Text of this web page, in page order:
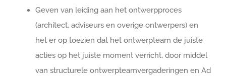
Geven van leiding aan het ontwerpproces
(architect, adviseurs en overige ontwerpers) en
het er op toezien dat het ontwerpteam de juiste
acties op het juiste moment verricht, door middel
van structurele ontwerpteamvergaderingen en Ad